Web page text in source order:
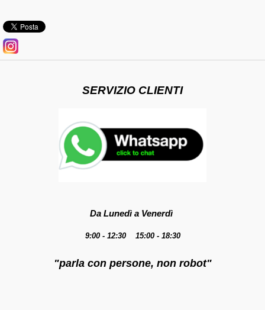
SERVIZIO CLIENTI
Da Lunedì a Venerdì
9:00 - 12:30 15:00 - 18:30
"parla con persone, non robot"